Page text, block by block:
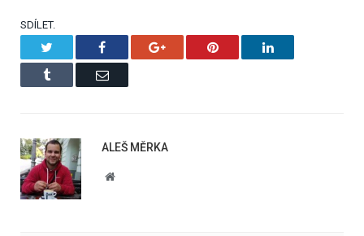
SDÍLET.
Facebook Google+ Pinterest LinkedIn
Tumblr Email
ALEŠ MĚRKA
Website